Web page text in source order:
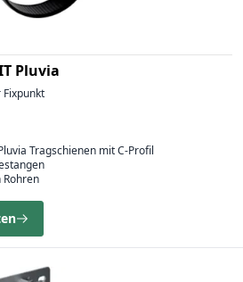
Pluvia
Tragschienen mit C-Profil
Rohren